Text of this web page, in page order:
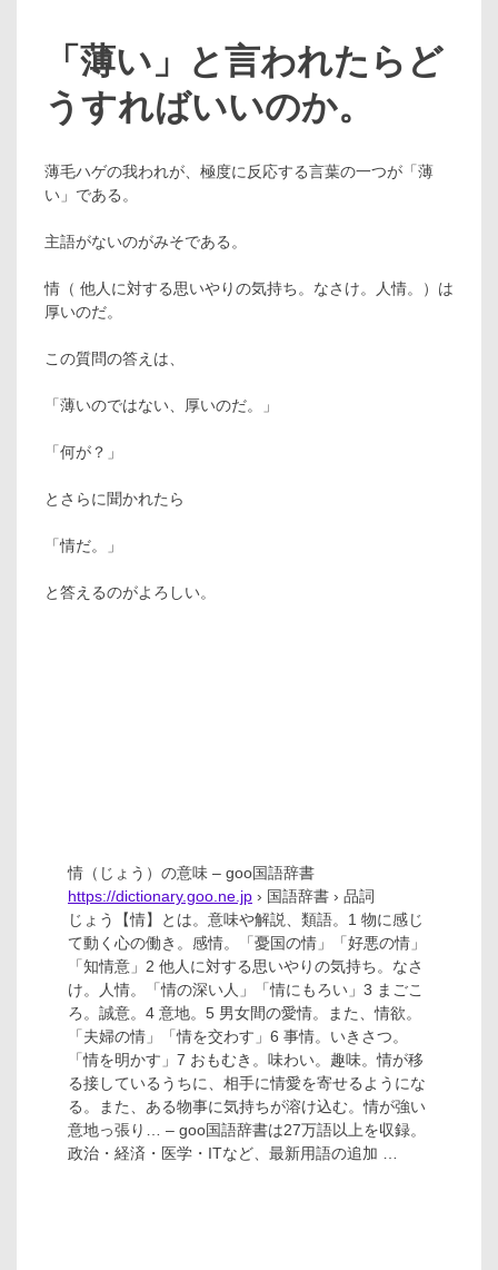
「薄い」と言われたらど
うすればいいのか。
薄毛ハゲの我われが、極度に反応する言葉の一つが「薄
い」である。
主語がないのがみそである。
情（ 他人に対する思いやりの気持ち。なさけ。人情。）は
厚いのだ。
この質問の答えは、
「薄いのではない、厚いのだ。」
「何が？」
とさらに聞かれたら
「情だ。」
と答えるのがよろしい。
情（じょう）の意味 – goo国語辞書
https://dictionary.goo.ne.jp › 国語辞書 › 品詞
じょう【情】とは。意味や解説、類語。1 物に感じ
て動く心の働き。感情。「憂国の情」「好悪の情」
「知情意」2 他人に対する思いやりの気持ち。なさ
け。人情。「情の深い人」「情にもろい」3 まごこ
ろ。誠意。4 意地。5 男女間の愛情。また、情欲。
「夫婦の情」「情を交わす」6 事情。いきさつ。
「情を明かす」7 おもむき。味わい。趣味。情が移
る接しているうちに、相手に情愛を寄せるようにな
る。また、ある物事に気持ちが溶け込む。情が強い
意地っ張り… – goo国語辞書は27万語以上を収録。
政治・経済・医学・ITなど、最新用語の追加 …